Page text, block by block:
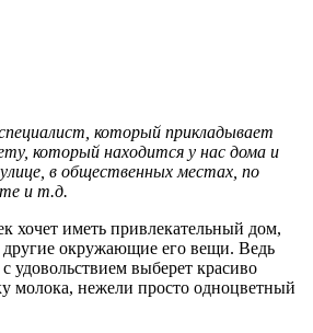
который прикладывает
который находится у нас дома и
в общественных местах, по
и т.д.
хочет иметь привлекательный дом,
другие окружающие его вещи. Ведь
удовольствием выберет красиво
молока, нежели просто одноцветный